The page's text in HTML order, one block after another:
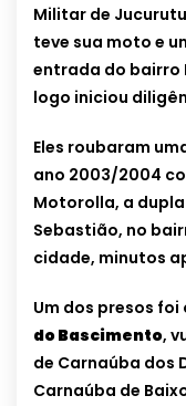
Militar de
teve sua moto e
entrada do bairro
logo iniciou
Eles roubaram
ano 2003/2004
Motorolla, a
Sebastião, no
cidade, minutos
Um dos presos
do Bascimento,
de Carnaúba dos
Carnaúba de